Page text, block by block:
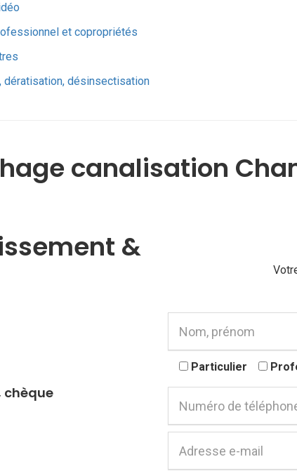
et copropriétés
dératisation, désinsectisation
canalisation
&
chèque
Particulier